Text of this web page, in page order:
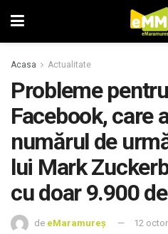
Acasa Actualitate
Probleme
Facebook, care
numărul de
lui Mark
cu doar 9.900
de eMaramureș 12